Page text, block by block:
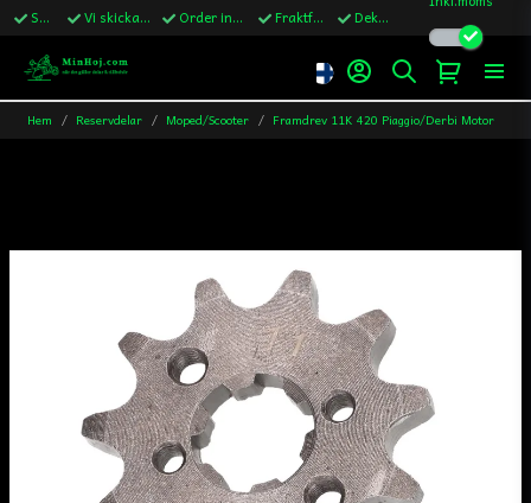
Snabba leveranser Vi skickar till Sverige,Danmark & Finland Order innan kl.13 skickas samma vardag Fraktfritt över 1200kr till Sverige Dekaler ingår i alla ordrar
Hem Reservdelar Moped/Scooter Framdrev 11K 420 Piaggio/Derbi Motor